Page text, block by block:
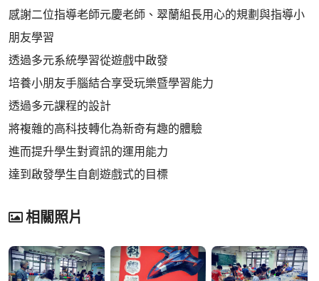
感謝二位指導老師元慶老師、翠蘭組長用心的規劃與指導小
朋友學習
透過多元系統學習從遊戲中啟發
培養小朋友手腦結合享受玩樂暨學習能力
透過多元課程的設計
將複雜的高科技轉化為新奇有趣的體驗
進而提升學生對資訊的運用能力
達到啟發學生自創遊戲式的目標
相關照片